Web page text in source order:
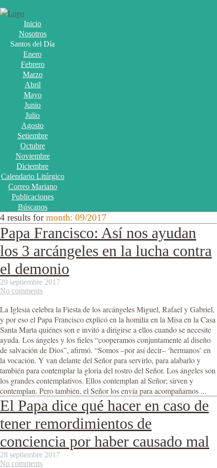
Inicio
Nosotros
Santos del Día
Enero
Febrero
Marzo
Abril
Mayo
Junio
Julio
Agosto
Setiembre
Octubre
Noviembre
Diciembre
Calendario Litúrgico
Correo Mariano
Publicaciones
Búscanos
4 results formonth: 09/2017
Papa Francisco: Así nos ayudan
los 3 arcángeles en la lucha contra
el demonio
29 septiembre 2017
No comments
La Iglesia celebra la Fiesta de los arcángeles Miguel, Rafael y Gabriel,
y por eso el Papa Francisco explicó en la homilía en la Misa en la Casa
Santa Marta quiénes son e invitó a dirigirse a ellos cuando se necesite
ayuda. Los ángeles y los fieles “cooperamos conjuntamente al diseño
de salvación de Dios”, afirmó. “Somos –por así decir– ‘hermanos’ en
la vocación. Y van delante del Señor para servirlo, para alabarlo y
también para contemplar la gloria del rostro del Señor. Los ángeles son
los grandes contemplativos. Ellos contemplan al Señor; sirven y
contemplan. Pero también, el Señor los envía para acompañarnos ...
El Papa dice qué hacer en caso de
tener remordimientos de
conciencia por haber causado mal
28 septiembre 2017
No comments